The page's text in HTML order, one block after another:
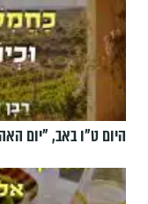
היום ט"ו באב, ”יום